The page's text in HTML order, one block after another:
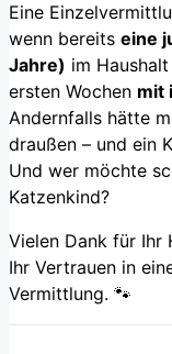
Eine
wenn bereits eine
Jahre) im
ersten Wochen mit
Andernfalls hätte
draußen – und ein
Und wer möchte
Katzenkind?
Vielen Dank für Ihr
Ihr Vertrauen in
Vermittlung. 🐾